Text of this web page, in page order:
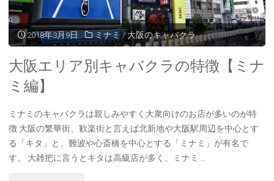
い
キ
向
け
2018年3月9日 ミナミ/大阪のキャバクラ
大阪エリア別キャバクラの特徴【ミナ
ミ編】
ミナミのキャバクラは親しみやすく大衆向けのお店が多いのが特
徴 大阪の繁華街、歓楽街と言えば北新地や大阪駅周辺を中心とす
る「キタ」と、難波や心斎橋を中心とする「ミナミ」が有名で
す。 大雑把に言うとキタは高級店が多く、ミナミ …